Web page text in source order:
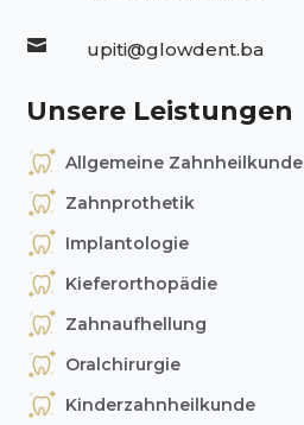
 upiti@glowdent.ba
Unsere Leistungen
Allgemeine Zahnheilkunde
Zahnprothetik
Implantologie
Kieferorthopädie
Zahnaufhellung
Oralchirurgie
Kinderzahnheilkunde